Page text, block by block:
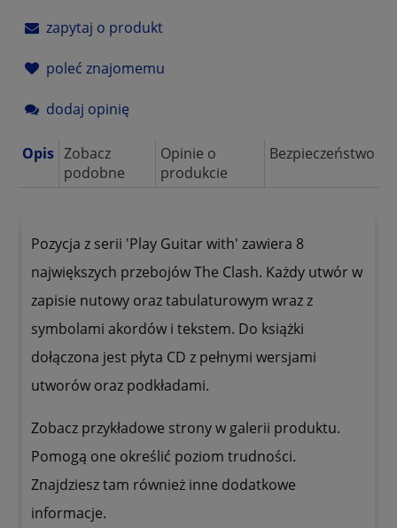
zapytaj o produkt
poleć znajomemu
dodaj opinię
Opis Zobacz
podobne
Opinie o
produkcie
Bezpieczeństwo
Pozycja z serii 'Play Guitar with' zawiera 8
największych przebojów The Clash. Każdy utwór w
zapisie nutowy oraz tabulaturowym wraz z
symbolami akordów i tekstem. Do książki
dołączona jest płyta CD z pełnymi wersjami
utworów oraz podkładami.
Zobacz przykładowe strony w galerii produktu.
Pomogą one określić poziom trudności.
Znajdziesz tam również inne dodatkowe
informacje.